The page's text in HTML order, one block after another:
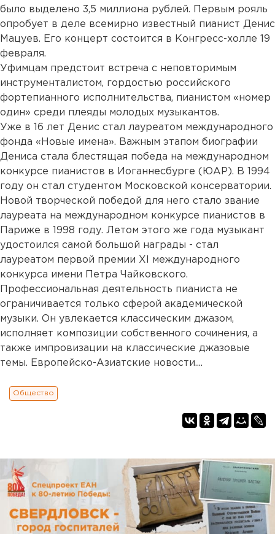
было выделено 3,5 миллиона рублей. Первым рояль
опробует в деле всемирно известный пианист Денис
Мацуев. Его концерт состоится в Конгресс-холле 19
февраля.
Уфимцам предстоит встреча с неповторимым
инструменталистом, гордостью российского
фортепианного исполнительства, пианистом «номер
один» среди плеяды молодых музыкантов.
Уже в 16 лет Денис стал лауреатом международного
фонда «Новые имена». Важным этапом биографии
Дениса стала блестящая победа на международном
конкурсе пианистов в Иоганнесбурге (ЮАР). В 1994
году он стал студентом Московской консерватории.
Новой творческой победой для него стало звание
лауреата на международном конкурсе пианистов в
Париже в 1998 году. Летом этого же года музыкант
удостоился самой большой награды - стал
лауреатом первой премии ХI международного
конкурса имени Петра Чайковского.
Профессиональная деятельность пианиста не
ограничивается только сферой академической
музыки. Он увлекается классическим джазом,
исполняет композиции собственного сочинения, а
также импровизации на классические джазовые
темы. Европейско-Азиатские новости....
Общество